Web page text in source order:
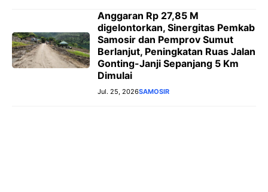
Anggaran Rp 27,85 M
digelontorkan, Sinergitas Pemkab
Samosir dan Pemprov Sumut
Berlanjut, Peningkatan Ruas Jalan
Gonting-Janji Sepanjang 5 Km
Dimulai
Jul. 25, 2026SAMOSIR